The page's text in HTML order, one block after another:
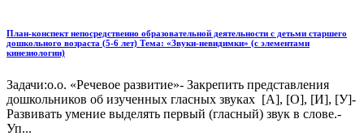
План-конспект непосредственно образовательной деятельности с детьми старшего
дошкольного возраста (5-6 лет) Тема: «Звуки-невидимки» (с элементами
кинезиологии)
Задачи:о.о. «Речевое развитие»- Закрепить представления
дошкольников об изученных гласных звуках [А], [О], [И], [У]-
Развивать умение выделять первый (гласный) звук в слове.-
Уп...